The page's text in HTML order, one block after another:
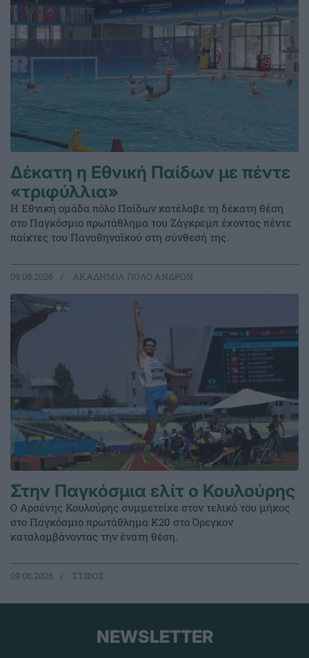
Δέκατη η Εθνική Παίδων με πέντε
«τριφύλλια»
Η Εθνική ομάδα πόλο Παίδων κατέλαβε τη δέκατη θέση
στο Παγκόσμιο πρωτάθλημα του Ζάγκρεμπ έχοντας πέντε
παίκτες του Παναθηναϊκού στη σύνθεσή της.
09.08.2026 ΑΚΑΔΗΜΙΑ ΠΟΛΟ ΑΝΔΡΩΝ
Στην Παγκόσμια ελίτ ο Κουλούρης
Ο Αρσένης Κουλούρης συμμετείχε στον τελικό του μήκος
στο Παγκόσμιο πρωτάθλημα Κ20 στο Όρεγκον
καταλαμβάνοντας την ένατη θέση.
09.08.2026 ΣΤΙΒΟΣ
NEWSLETTER